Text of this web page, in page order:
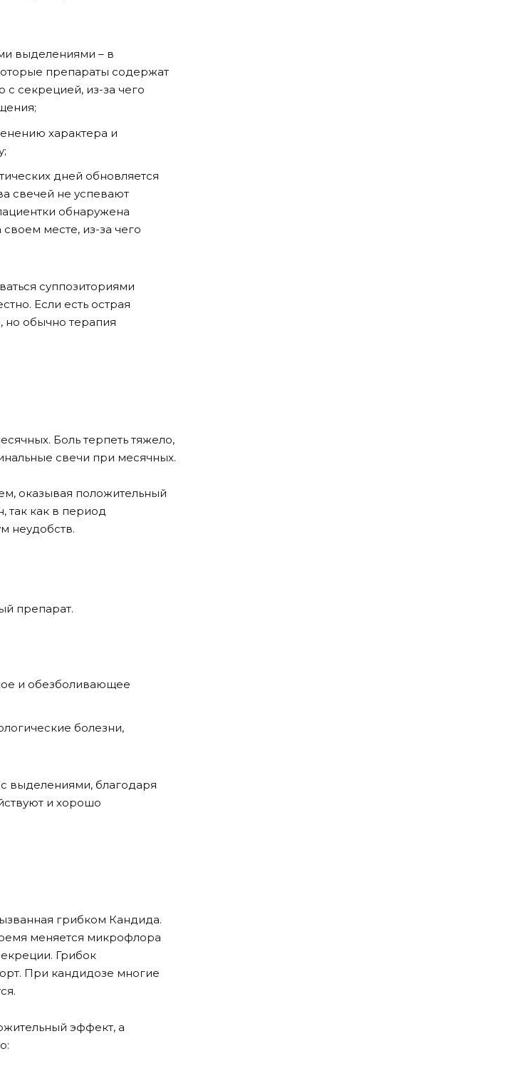
выделениями – в
препараты содержат
секрецией, из-за чего
характера и
дней обновляется
свечей не успевают
обнаружена
месте, из-за чего
суппозиториями
Если есть острая
но обычно терапия
Боль терпеть тяжело,
свечи при месячных.
оказывая положительный
так как в период
неудобств.
препарат.
и обезболивающее
болезни,
выделениями, благодаря
и хорошо
грибком Кандида.
меняется микрофлора
Грибок
При кандидозе многие
эффект, а